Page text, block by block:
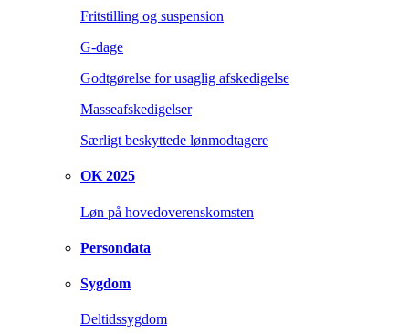
Fritstilling og suspension
G-dage
Godtgørelse for usaglig afskedigelse
Masseafskedigelser
Særligt beskyttede lønmodtagere
OK 2025
Løn på hovedoverenskomsten
Persondata
Sygdom
Deltidssygdom